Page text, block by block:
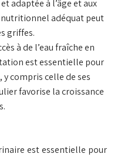
adaptée à l’âge et aux
nutritionnel adéquat peut
griffes.
à de l’eau fraîche en
est essentielle pour
compris celle de ses
favorise la croissance
est essentielle pour